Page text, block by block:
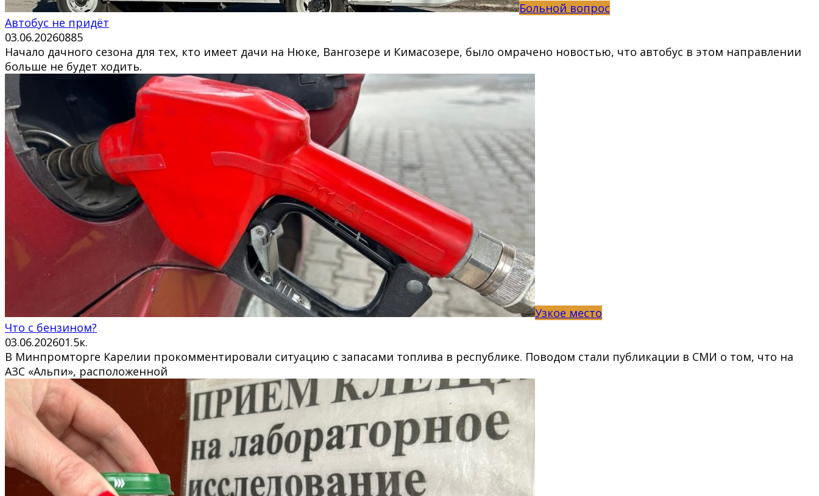
Больной вопрос
Автобус не придёт
03.06.20260885
Начало дачного сезона для тех, кто имеет дачи на Нюке, Вангозере и Кимасозере, было омрачено новостью, что автобус в этом направлении
больше не будет ходить.
Узкое место
Что с бензином?
03.06.202601.5к.
В Минпромторге Карелии прокомментировали ситуацию с запасами топлива в республике. Поводом стали публикации в СМИ о том, что на
АЗС «Альпи», расположенной